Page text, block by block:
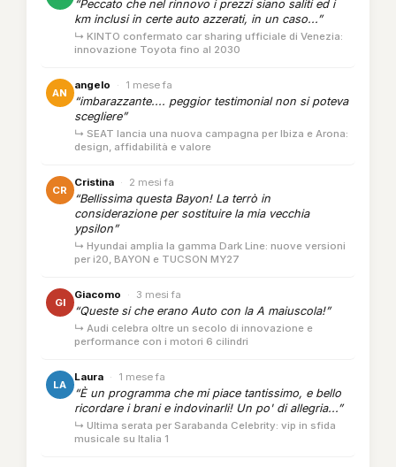
“Peccato che nel rinnovo i prezzi siano saliti ed i
km inclusi in certe auto azzerati, in un caso...”
↳ KINTO confermato car sharing ufficiale di Venezia:
innovazione Toyota fino al 2030
AN
angelo · 1 mese fa
“imbarazzante.... peggior testimonial non si poteva
scegliere”
↳ SEAT lancia una nuova campagna per Ibiza e Arona:
design, affidabilità e valore
CR
Cristina · 2 mesi fa
“Bellissima questa Bayon! La terrò in
considerazione per sostituire la mia vecchia
ypsilon”
↳ Hyundai amplia la gamma Dark Line: nuove versioni
per i20, BAYON e TUCSON MY27
GI
Giacomo · 3 mesi fa
“Queste si che erano Auto con la A maiuscola!”
↳ Audi celebra oltre un secolo di innovazione e
performance con i motori 6 cilindri
LA
Laura · 1 mese fa
“È un programma che mi piace tantissimo, e bello
ricordare i brani e indovinarli! Un po' di allegria...”
↳ Ultima serata per Sarabanda Celebrity: vip in sfida
musicale su Italia 1